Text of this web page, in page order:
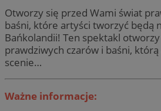
Otworzy się przed Wami świat
baśni, które artyści tworzyć będą
Bańkolandii! Ten spektakl
prawdziwych czarów i baśni,
scenie…
Ważne informacje: